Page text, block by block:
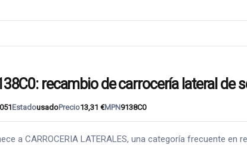
recambio de carrocería lateral de
EstadousadoPrecio13,31 €MPN9138C0
a CARROCERIA LATERALES, una categoría frecuente